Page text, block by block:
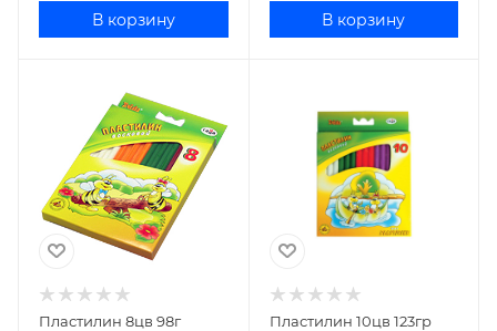
В корзину В корзину
Пластилин 8цв 98г
Пластилин 10цв 123гр